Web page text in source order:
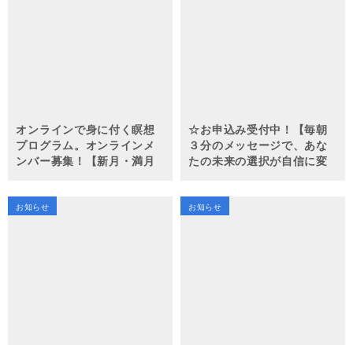
オンラインで身に付く瞑想
プログラム。オンラインメ
ンバー募集！【新月・満月
☆お申込み受付中！【毎朝
３分のメッセージで、あな
たの未来の選択が自信に変
the Heart】
お知らせ お知らせ